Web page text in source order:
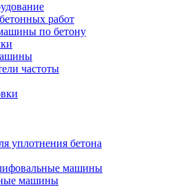
работ
по бетону
частоты
уплотнения бетона
машины
машины